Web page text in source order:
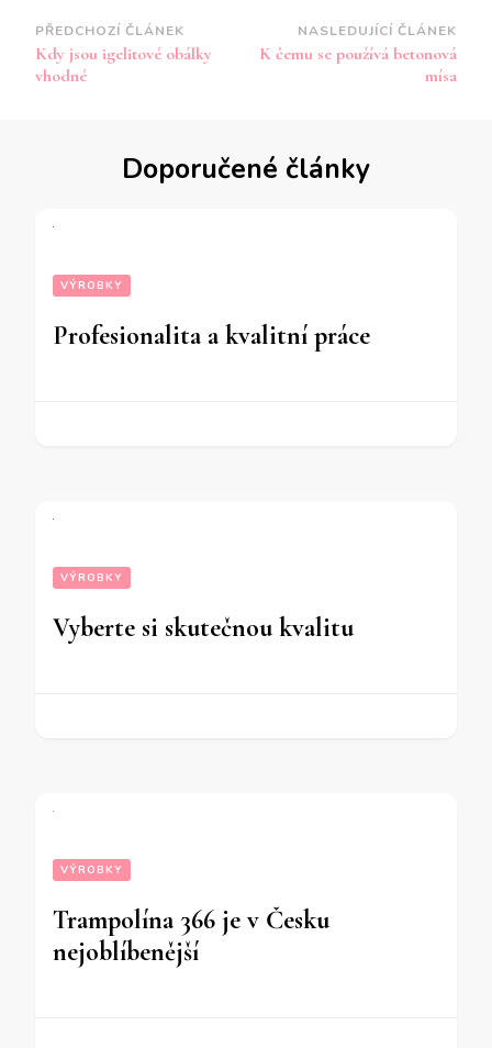
Navigace
příspěvku
PŘEDCHOZÍ ČLÁNEK
Kdy jsou igelitové obálky
vhodné
NASLEDUJÍCÍ ČLÁNEK
K čemu se používá betonová
mísa
Doporučené články
VÝROBKY
Profesionalita a kvalitní práce
VÝROBKY
Vyberte si skutečnou kvalitu
VÝROBKY
Trampolína 366 je v Česku
nejoblíbenější